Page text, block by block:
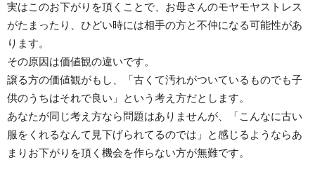
実はこのお下がりを頂くことで、お母さんのモヤモヤストレス
がたまったり、ひどい時には相手の方と不仲になる可能性があ
ります。
その原因は価値観の違いです。
譲る方の価値観がもし、「古くて汚れがついているものでも子
供のうちはそれで良い」という考え方だとします。
あなたが同じ考え方なら問題はありませんが、「こんなに古い
服をくれるなんて見下げられてるのでは」と感じるようならあ
まりお下がりを頂く機会を作らない方が無難です。